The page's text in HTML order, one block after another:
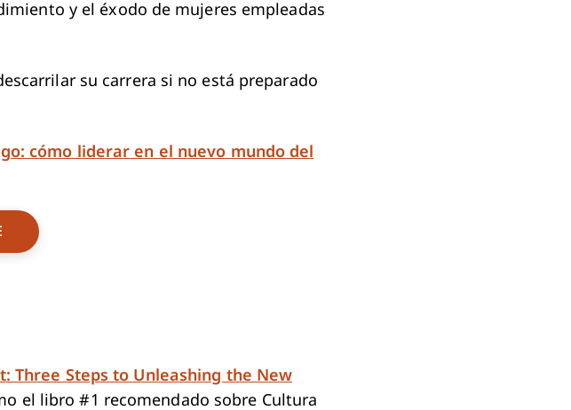
y el éxodo de mujeres empleadas
su carrera si no está preparado
cómo liderar en el nuevo mundo del
Opens New Window
Three Steps to Unleashing the New
el libro #1 recomendado sobre Cultura